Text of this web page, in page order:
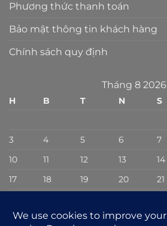
Phương thức thanh toán
Bảo mật thông tin khách hàng
Chính sách quy định
Tháng 8 2026
H B T N S
3
4 5 6 7
10
11 12 13 14
17
18 19 20 21
31